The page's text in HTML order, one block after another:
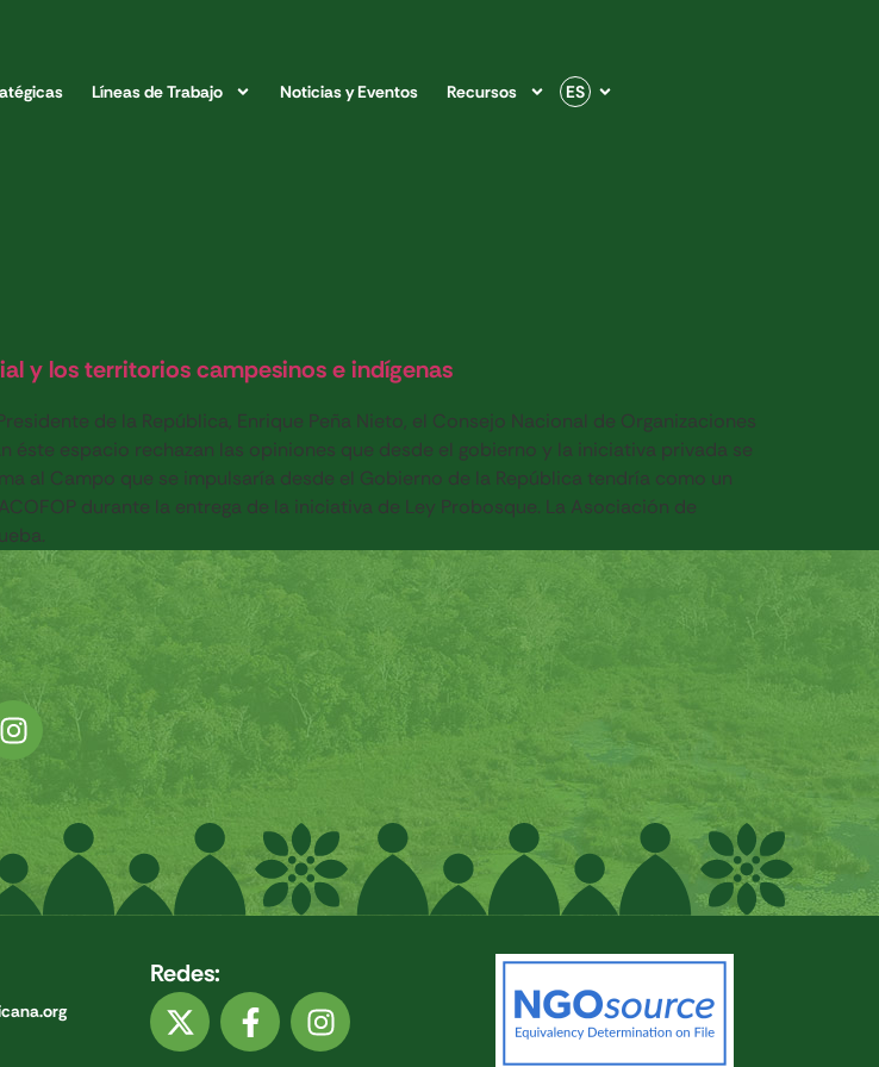
Líneas de Trabajo Noticias y Eventos Recursos ES
y los territorios campesinos e indígenas
de la República, Enrique Peña Nieto, el Consejo Nacional de Organizaciones
éste espacio rechazan las opiniones que desde el gobierno y la iniciativa privada se
al Campo que se impulsaría desde el Gobierno de la República tendría como un
durante la entrega de la iniciativa de Ley Probosque. La Asociación de
Redes: